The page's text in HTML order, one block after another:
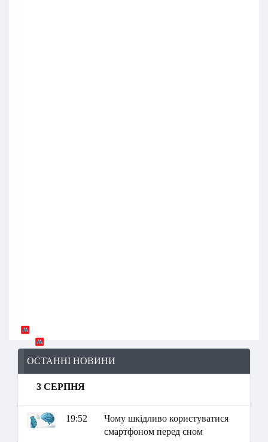
ОСТАННІ НОВИНИ
3 СЕРПНЯ
19:52
Чому шкідливо користуватися
смартфоном перед сном